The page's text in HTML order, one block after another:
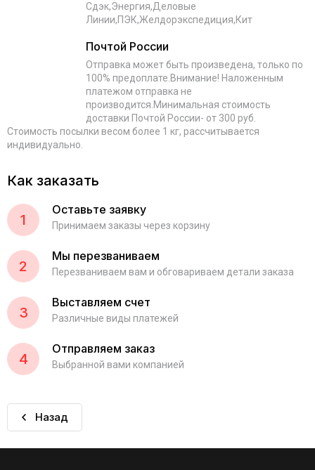
Сдэк,Энергия,Деловые
Линии,ПЭК,Желдорэкспедиция,Кит
Почтой России
Отправка может быть произведена, только по
100% предоплате.Внимание! Наложенным
платежом отправка не
производится.Минимальная стоимость
доставки Почтой России- от 300 руб.
Стоимость посылки весом более 1 кг, рассчитывается
индивидуально.
Как заказать
1
Оставьте заявку
Принимаем заказы через корзину
2
Мы перезваниваем
Перезваниваем вам и обговариваем детали заказа
3
Выставляем счет
Различные виды платежей
4
Отправляем заказ
Выбранной вами компанией
Назад